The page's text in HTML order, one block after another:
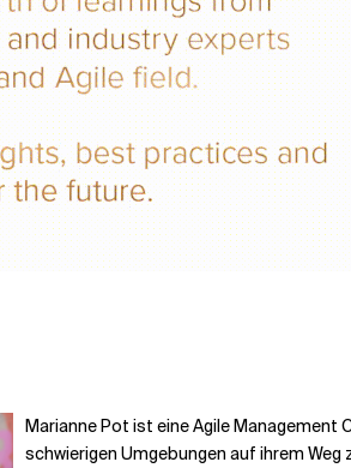
Marianne Pot ist eine Agile Management
schwierigen Umgebungen auf ihrem